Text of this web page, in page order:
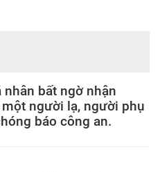
nhân bất ngờ nhận
người lạ, người phụ
báo công an.